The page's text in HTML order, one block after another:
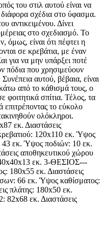
του στιλ αυτού είναι να
σχέδια στο ύφασμα.
αντικειμένου. Δίνει
στο σχεδιασμό. Το
όμως, είναι ότι πέφτει η
σε κρεβάτια, με έναν
για να μην υπάρξει ποτέ
πόδια που χρησιμεύουν
αυτού, βέβαια, είναι
από το κάθισμά τους, ο
φοιτητικά σπίτια. Τέλος, τα
επιτρέποντας το εύκολο
ολόκληροι.
εκ. Διαστάσεις
120x110 εκ. Ύψος
εκ. Ύψος ποδιών: 10 εκ.
αποθηκευτικού χώρου
40x40x13 εκ. 3-ΘΕΣΙΟΣ---
180x55 εκ. Διαστάσεις
66 εκ. Ύψος καθίσματος:
πλάτης: 180x50 εκ.
82x68 εκ. Διαστάσεις